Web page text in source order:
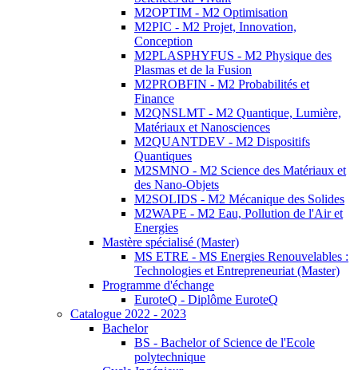
M2OPTIM - M2 Optimisation
M2PIC - M2 Projet, Innovation,
Conception
M2PLASPHYFUS - M2 Physique des
Plasmas et de la Fusion
M2PROBFIN - M2 Probabilités et
Finance
M2QNSLMT - M2 Quantique, Lumière,
Matériaux et Nanosciences
M2QUANTDEV - M2 Dispositifs
Quantiques
M2SMNO - M2 Science des Matériaux et
des Nano-Objets
M2SOLIDS - M2 Mécanique des Solides
M2WAPE - M2 Eau, Pollution de l'Air et
Energies
Mastère spécialisé (Master)
MS ETRE - MS Energies Renouvelables :
Technologies et Entrepreneuriat (Master)
Programme d'échange
EuroteQ - Diplôme EuroteQ
Catalogue 2022 - 2023
Bachelor
BS - Bachelor of Science de l'Ecole
polytechnique